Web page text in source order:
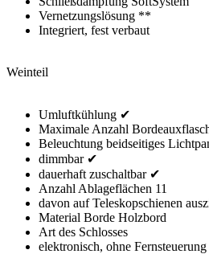
Vernetzungslösung **
Integriert, fest verbaut
Weinteil
Umluftkühlung ✔
Maximale Anzahl
Beleuchtung beidseitiges
dimmbar ✔
dauerhaft zuschaltbar ✔
Anzahl Ablageflächen 11
davon auf Teleskopschienen
Material Borde Holzbord
Art des Schlosses
elektronisch, ohne Fernsteuerung